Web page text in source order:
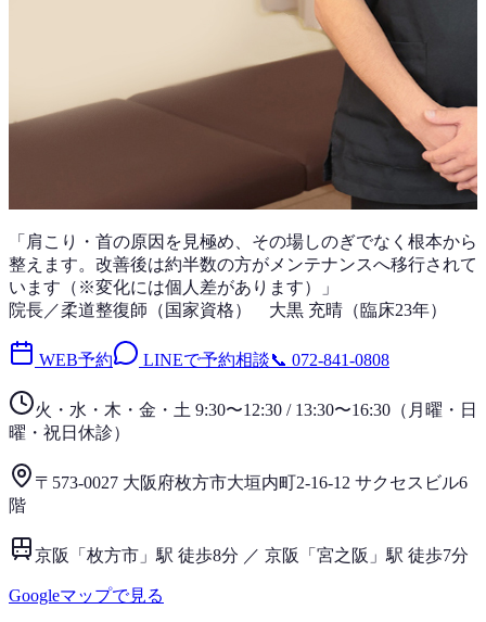
「 肩こり・首の原因を見極め、その場しのぎでなく根本から
整えます。改善後は約半数の方がメンテナンスへ移行されて
います（※変化には個人差があります）」
院長／柔道整復師（国家資格）
大黒 充晴 （臨床23年）
WEB予約 LINEで予約相談📞 072-841-0808
火・水・木・金・土 9:30〜12:30 / 13:30〜16:30 （ 月曜・日
曜・祝日 休診）
〒573-0027 大阪府枚方市大垣内町2-16-12 サクセスビル6
階
京阪「枚方市」駅 徒歩8分 ／ 京阪「宮之阪」駅 徒歩7分
Googleマップで見る